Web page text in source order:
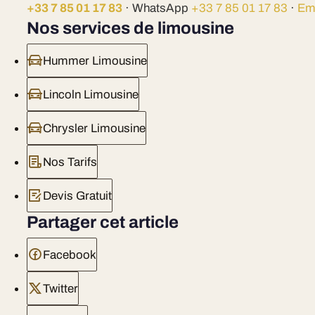
+33 7 85 01 17 83 · WhatsApp +33 7 85 01 17 83 ·
Nos services de limousine
Hummer Limousine
Lincoln Limousine
Chrysler Limousine
Nos Tarifs
Devis Gratuit
Partager cet article
Facebook
Twitter